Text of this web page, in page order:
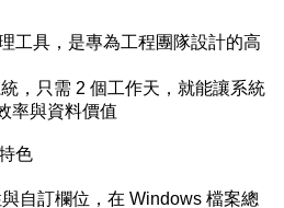
工具，是專為工程團隊設計的高
，只需 2 個工作天，就能讓系統
率與資料價值
色
自訂欄位，在 Windows 檔案總